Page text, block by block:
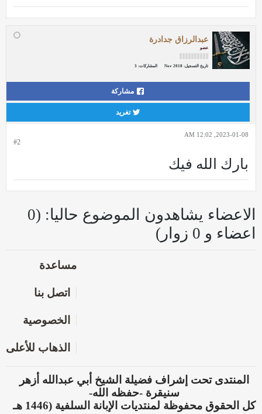
عبدالرزاق جدادرة
عضو
تاريخ التسجيل: Nov 2018 المشاركات: 3
مشاركة
تغريد
#2
2023-01-08, 12:02 AM
بارك الله فيك
الاعضاء يشاهدون الموضوع حاليا: (0
اعضاء و 0 زوار)
مساعدة
اتصل بنا
الخصوصية
الذهاب للأعلى
المنتدى تحت إشراف فضيلة الشيخ أبي عبدالله أزهر
سنيقرة -حفظه الله-
كل الحقوق محفوظة لمنتديات الإبانة السلفية (1446 هـ